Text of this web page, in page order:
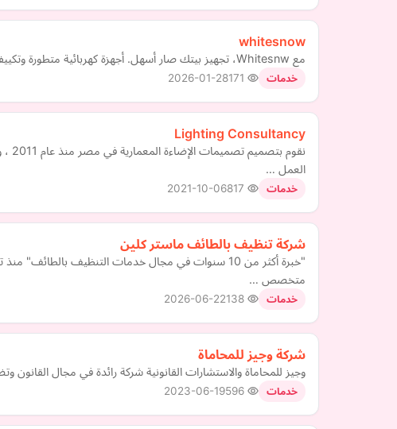
whitesnow
مع Whitesnw، تجهيز بيتك صار أسهل. أجهزة كهربائية متطورة وتكييفات حديثة بجودة عالية وأسعار تنافسية مع خدمة ما بعد البيع تهتم فيك.
خدمات 2026-01-28
Lighting Consultancy
العمل …
خدمات 2021-10-06
شركة تنظيف بالطائف ماستر كلين
"خبرة أكثر من 10 سنوات في مجال خدمات التنظيف
متخصص …
خدمات 2026-06-22
شركة وجيز للمحاماة
وجيز للمحاماة والاستشارات القانونية شركة رائدة في مجال
خدمات 2023-06-19